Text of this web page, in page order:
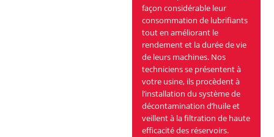
façon considérable leur
consommation de lubrifiants
tout en améliorant le
rendement et la durée de vie
de leurs machines. Nos
techniciens se présentent à
votre usine, ils procèdent à
l’installation du système de
décontamination d’huile et
veillent à la filtration de haute
efficacité des réservoirs.